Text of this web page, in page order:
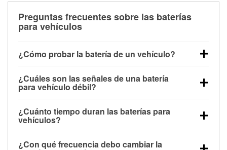
Preguntas frecuentes sobre las baterías
para vehículos
¿Cómo probar la batería de un vehículo?
maneras. El método más rápido es utilizar un
multímetro: con el vehículo apagado, conecta los
voltaje: una batería en buen estado y totalmente
cargada debería indicar unos 12.6 voltios. Es
importante saber que las baterías descargadas a
¿Cuáles son las señales de una batería
para vehículo débil?
advertencia. Un arranque lento del motor, faros
tenues, chasquidos al girar la llave o luces de
¿Cuánto tiempo duran las baterías para
vehículos?
¿Con qué frecuencia debo cambiar la